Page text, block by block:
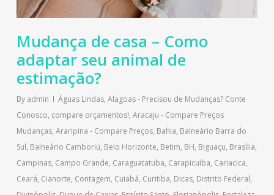
Mudança de casa – Como
adaptar seu animal de
estimação?
By admin Águas Lindas, Alagoas - Precisou de Mudanças? Conte
Conosco, compare orçamentos!, Aracaju - Compare Preços
Mudanças, Araripina - Compare Preços, Bahia, Balneário Barra do
Sul, Balneário Camboriú, Belo Horizonte, Betim, BH, Biguaçu, Brasília,
Campinas, Campo Grande, Caraguatatuba, Carapicuíba, Cariacica,
Ceará, Cianorte, Contagem, Cuiabá, Curitiba, Dicas, Distrito Federal,